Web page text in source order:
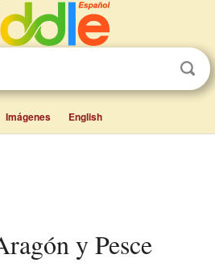
Imágenes English